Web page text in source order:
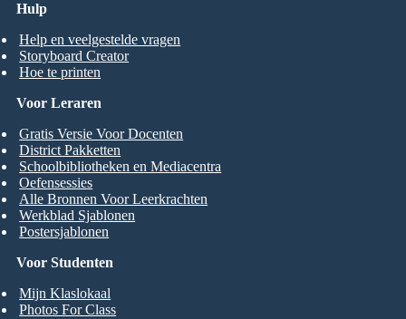
Hulp
Help en veelgestelde vragen
Storyboard Creator
Hoe te printen
Voor Studenten
Mijn Klaslokaal
Photos For Class
Voor Leraren
Gratis Versie Voor Docenten
District Pakketten
Schoolbibliotheken en Mediacentra
Oefensessies
Alle Bronnen Voor Leerkrachten
Werkblad Sjablonen
Postersjablonen